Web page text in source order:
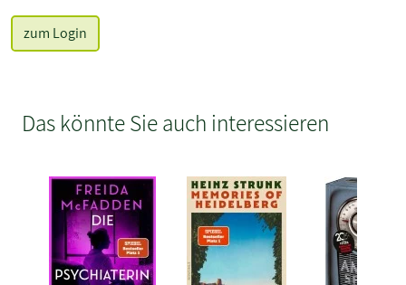
zum Login
Das könnte Sie auch interessieren